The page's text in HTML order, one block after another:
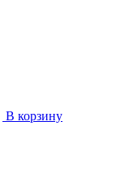
В корзину